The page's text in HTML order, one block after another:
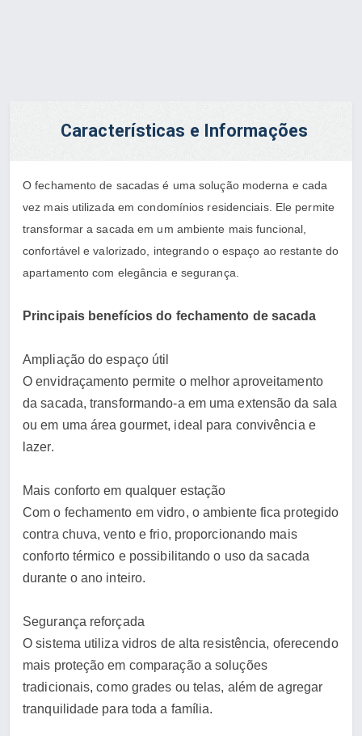
Características e Informações
O fechamento de sacadas é uma solução moderna e cada
vez mais utilizada em condomínios residenciais. Ele permite
transformar a sacada em um ambiente mais funcional,
confortável e valorizado, integrando o espaço ao restante do
apartamento com elegância e segurança.
Principais benefícios do fechamento de sacada
Ampliação do espaço útil
O envidraçamento permite o melhor aproveitamento
da sacada, transformando-a em uma extensão da sala
ou em uma área gourmet, ideal para convivência e
lazer.
Mais conforto em qualquer estação
Com o fechamento em vidro, o ambiente fica protegido
contra chuva, vento e frio, proporcionando mais
conforto térmico e possibilitando o uso da sacada
durante o ano inteiro.
Segurança reforçada
O sistema utiliza vidros de alta resistência, oferecendo
mais proteção em comparação a soluções
tradicionais, como grades ou telas, além de agregar
tranquilidade para toda a família.